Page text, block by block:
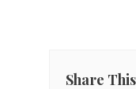
Share